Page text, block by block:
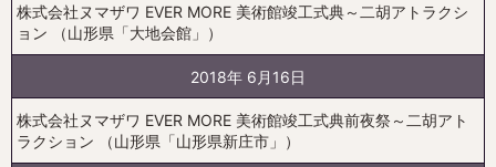
株式会社ヌマザワ EVER MORE 美術館竣工式典～二胡アトラクシ
ョン （山形県「大地会館」）
2018年 6月16日
株式会社ヌマザワ EVER MORE 美術館竣工式典前夜祭～二胡アト
ラクション （山形県「山形県新庄市」）